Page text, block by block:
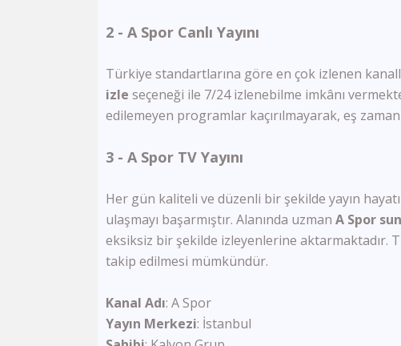
2 - A Spor Canlı Yayını
Türkiye standartlarına göre en çok izlenen
izle seçeneği ile 7/24 izlenebilme imkânı
edilemeyen programlar kaçırılmayarak, eş
3 - A Spor TV Yayını
Her gün kaliteli ve düzenli bir şekilde yayın
ulaşmayı başarmıştır. Alanında uzman A Spor
eksiksiz bir şekilde izleyenlerine aktarmaktadır.
takip edilmesi mümkündür.
Kanal Adı: A Spor
Yayın Merkezi: İstanbul